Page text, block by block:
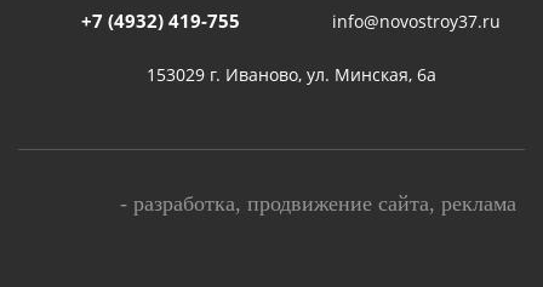
+7 (4932) 419-755 info@novostroy37.ru
153029 г. Иваново, ул. Минская, 6а
- разработка, продвижение сайта, реклама